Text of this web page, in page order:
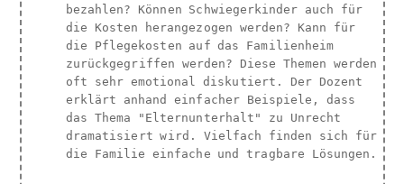
bezahlen? Können Schwiegerkinder auch für
die Kosten herangezogen werden? Kann für
die Pflegekosten auf das Familienheim
zurückgegriffen werden? Diese Themen werden
oft sehr emotional diskutiert. Der Dozent
erklärt anhand einfacher Beispiele, dass
das Thema "Elternunterhalt" zu Unrecht
dramatisiert wird. Vielfach finden sich für
die Familie einfache und tragbare Lösungen.